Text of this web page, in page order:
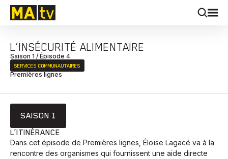
L’INSÉCURITÉ ALIMENTAIRE
Saison 1 / Épisode 4
SERVICES COMMUNAUTAIRES
Premières lignes
SAISON 1
L’ITINÉRANCE
Dans cet épisode de Premières lignes, Éloïse Lagacé va à la
rencontre des organismes qui fournissent une aide directe